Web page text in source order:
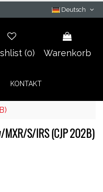
Deutsch
(0) Warenkorb
KONTAKT
MXR/S/IRS (CJP 202B)